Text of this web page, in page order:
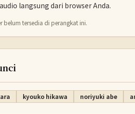
langsung dari browser Anda.
belum tersedia di perangkat ini.
kyouko hikawa noriyuki abe